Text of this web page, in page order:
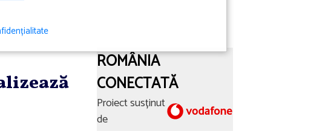
ROMÂNIA
CONECTATĂ
Proiect susținut
de